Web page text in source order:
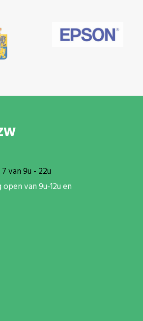
van 9u - 22u
van 9u-12u en